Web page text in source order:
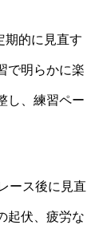
期的に見直す
で明らかに楽
し、練習ペー
ース後に見直
起伏、疲労な